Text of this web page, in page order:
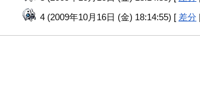
4 (2009年10月16日 (金) 18:14:55) [ 差分